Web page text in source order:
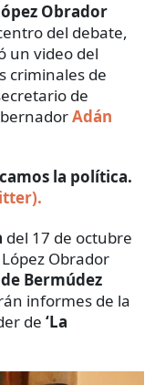
Obrador
del debate,
un video del
criminales de
de
Adán
la política.
del 17 de octubre
Obrador
Bermúdez
informes de la
de ‘La